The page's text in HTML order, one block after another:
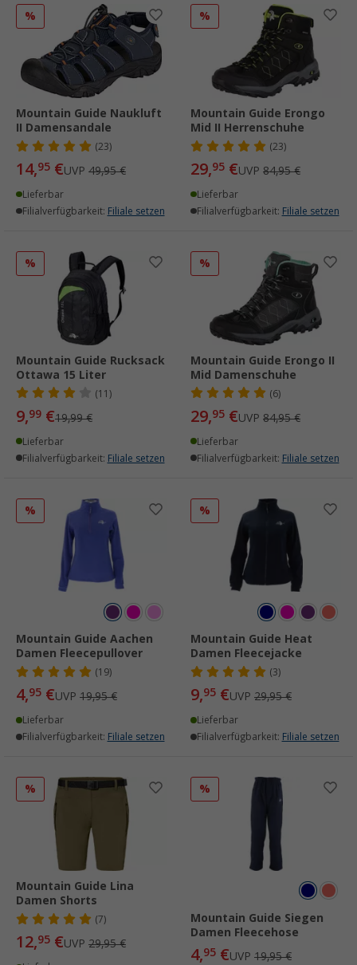
%
Mountain Guide Naukluft
II Damensandale
(23)
14,95 €UVP 49,95 €
Lieferbar
Filialverfügbarkeit: Filiale setzen
%
Mountain Guide Erongo
Mid II Herrenschuhe
(23)
29,95 €UVP 84,95 €
Lieferbar
Filialverfügbarkeit: Filiale setzen
%
Mountain Guide Rucksack
Ottawa 15 Liter
(11)
9,99 €19,99 €
Lieferbar
Filialverfügbarkeit: Filiale setzen
%
Mountain Guide Erongo II
Mid Damenschuhe
(6)
29,95 €UVP 84,95 €
Lieferbar
Filialverfügbarkeit: Filiale setzen
%
Mountain Guide Aachen
Damen Fleecepullover
(19)
4,95 €UVP 19,95 €
Lieferbar
Filialverfügbarkeit: Filiale setzen
%
Mountain Guide Heat
Damen Fleecejacke
(3)
9,95 €UVP 29,95 €
Lieferbar
Filialverfügbarkeit: Filiale setzen
%
Mountain Guide Lina
Damen Shorts
(7)
12,95 €UVP 29,95 €
%
Mountain Guide Siegen
Damen Fleecehose
4,95 €UVP 19,95 €